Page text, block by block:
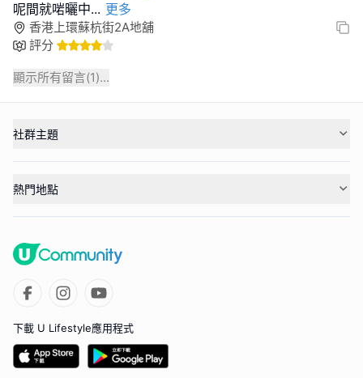
呢間就啱曬中... 更多
香港上環蘇杭街2A地舖
評分
顯示所有留言(1)...
社群主題
熱門地點
下載 U Lifestyle應用程式